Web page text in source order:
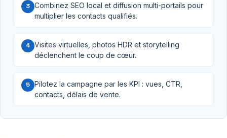
3 Combinez SEO local et diffusion multi-portails pour
multiplier les contacts qualifiés.
4 Visites virtuelles, photos HDR et storytelling
déclenchent le coup de cœur.
5 Pilotez la campagne par les KPI : vues, CTR,
contacts, délais de vente.